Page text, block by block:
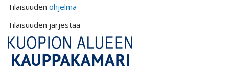
Tilaisuuden ohjelma
Tilaisuuden järjestää